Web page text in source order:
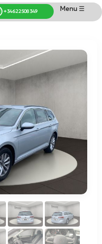
Menu ☰
+34 622 508 349